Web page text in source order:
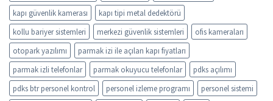
kapı güvenlik kamerası
kapı tipi metal dedektörü
kollu bariyer sistemleri
merkezi güvenlik sistemleri
ofis kameraları
otopark yazılımı
parmak izi ile açılan kapı fiyatları
parmak izli telefonlar
parmak okuyucu telefonlar
pdks açılımı
pdks btr personel kontrol
personel izleme programı
personel sistemi